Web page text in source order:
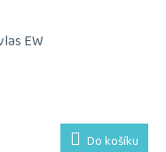
EW
Do košíku